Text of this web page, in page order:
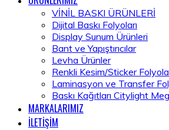
VİNİL BASKI ÜRÜNLERİ
Dijital Baskı Folyoları
Display Sunum Ürünleri
Bant ve Yapıştırıcılar
Levha Ürünler
Renkli Kesim/Sticker
Laminasyon ve Transfer
Baskı Kağıtları Citylight
MARKALARIMIZ
İLETİŞİM